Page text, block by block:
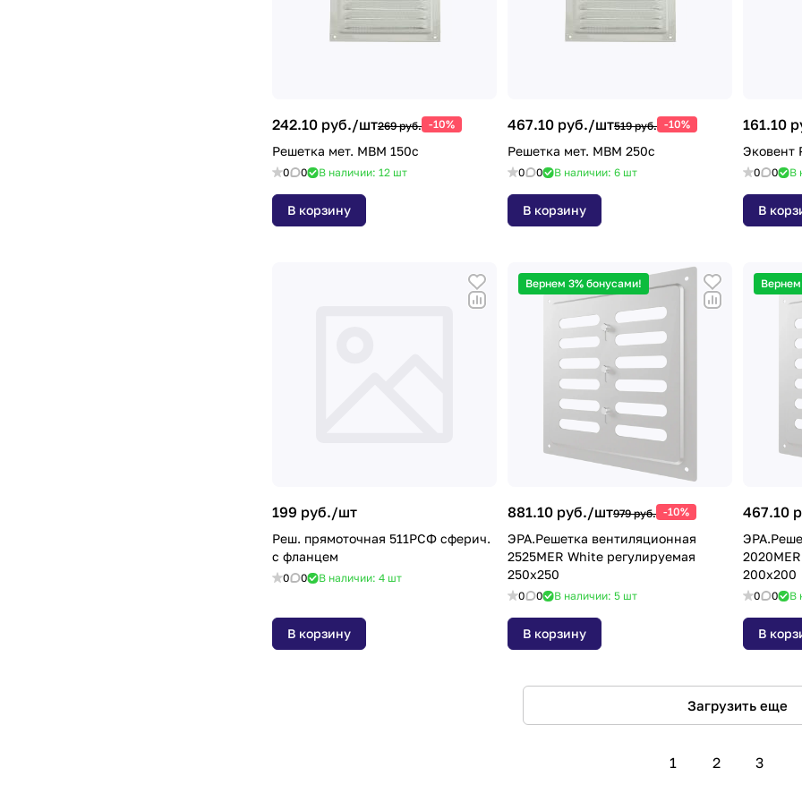
242.10 руб./шт269 руб. -10%
Решетка мет. МВМ 150с
0 0 В наличии: 12 шт
В корзину
467.10 руб./шт519 руб. -10%
Решетка мет. МВМ 250с
0 0 В наличии: 6 шт
В корзину
161.10
Эковент
0 0 В
В
199 руб./шт
Реш. прямоточная 511РСФ сферич.
с фланцем
0 0 В наличии: 4 шт
В корзину
Вернем 3% бонусами!
881.10 руб./шт979 руб. -10%
ЭРА.Решетка вентиляционная
2525MER White регулируемая
250x250
0 0 В наличии: 5 шт
В корзину
467.10
200x200
0 0 В
В
Загрузить еще
1 2 3